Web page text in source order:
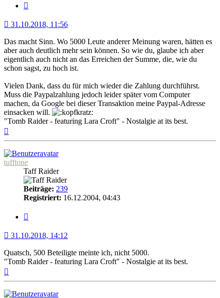
31.10.2018, 11:56
Das macht Sinn. Wo 5000 Leute anderer Meinung waren, hätten es
aber auch deutlich mehr sein können. So wie du, glaube ich aber
eigentlich auch nicht an das Erreichen der Summe, die, wie du
schon sagst, zu hoch ist.
Vielen Dank, dass du für mich wieder die Zahlung durchführst.
Muss die Paypalzahlung jedoch leider später vom Computer
machen, da Google bei dieser Transaktion meine Paypal-Adresse
einsacken will.
"Tomb Raider - featuring Lara Croft" - Nostalgie at its best.
tufftone
Taff Raider
Beiträge: 239
Registriert: 16.12.2004, 04:43
31.10.2018, 14:12
Quatsch, 500 Beteiligte meinte ich, nicht 5000.
"Tomb Raider - featuring Lara Croft" - Nostalgie at its best.